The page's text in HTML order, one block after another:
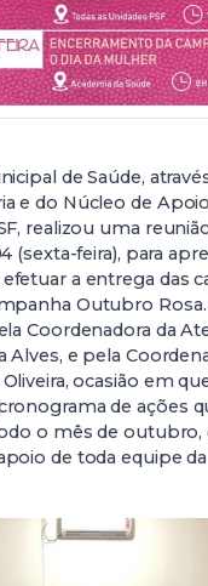
de Saúde,
e do Núcleo de
realizou uma
(sexta-feira), para
a entrega das
Outubro
Coordenadora da
Alves, e pela
ocasião em
de ações
o mês de outubro,
de toda equipe